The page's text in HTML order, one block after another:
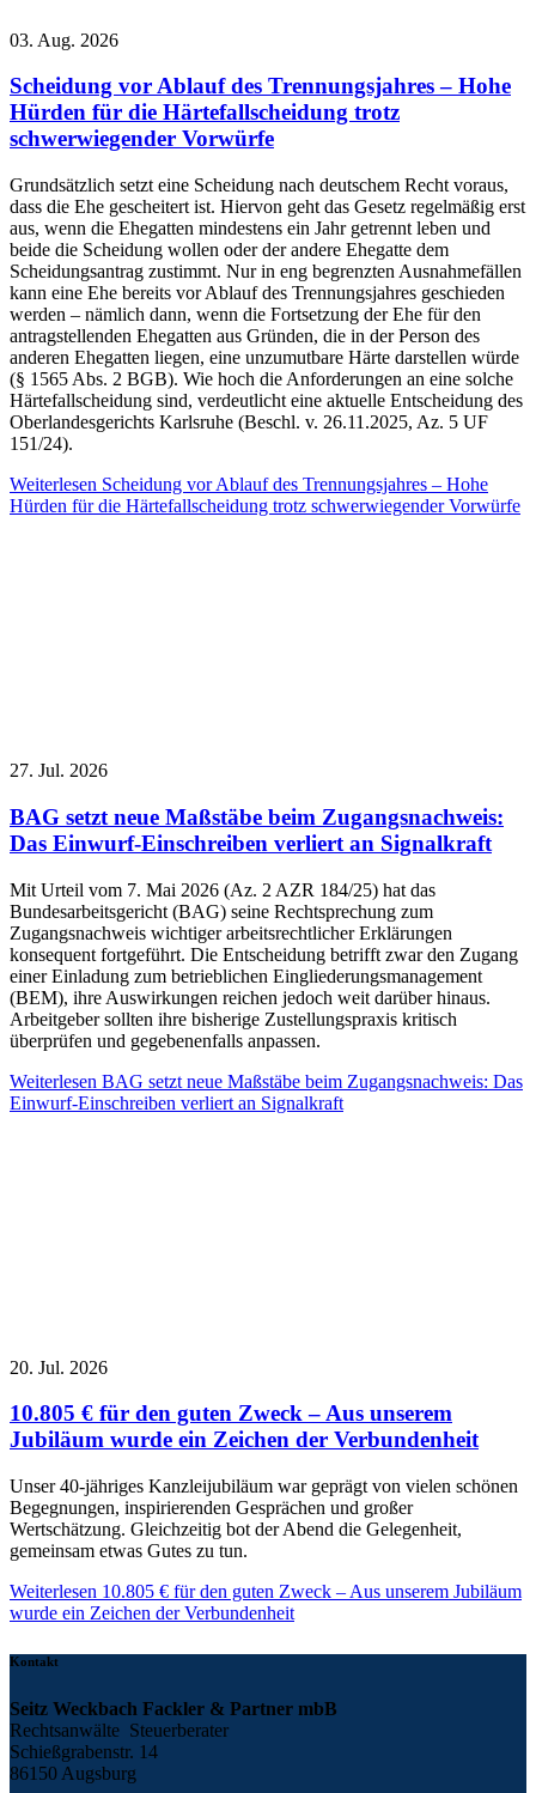
03. Aug. 2026
Scheidung vor Ablauf des Trennungsjahres – Hohe
Hürden für die Härtefallscheidung trotz
schwerwiegender Vorwürfe
Grundsätzlich setzt eine Scheidung nach deutschem Recht voraus,
dass die Ehe gescheitert ist. Hiervon geht das Gesetz regelmäßig erst
aus, wenn die Ehegatten mindestens ein Jahr getrennt leben und
beide die Scheidung wollen oder der andere Ehegatte dem
Scheidungsantrag zustimmt. Nur in eng begrenzten Ausnahmefällen
kann eine Ehe bereits vor Ablauf des Trennungsjahres geschieden
werden – nämlich dann, wenn die Fortsetzung der Ehe für den
antragstellenden Ehegatten aus Gründen, die in der Person des
anderen Ehegatten liegen, eine unzumutbare Härte darstellen würde
(§ 1565 Abs. 2 BGB). Wie hoch die Anforderungen an eine solche
Härtefallscheidung sind, verdeutlicht eine aktuelle Entscheidung des
Oberlandesgerichts Karlsruhe (Beschl. v. 26.11.2025, Az. 5 UF
151/24).
Weiterlesen Scheidung vor Ablauf des Trennungsjahres – Hohe
Hürden für die Härtefallscheidung trotz schwerwiegender Vorwürfe
27. Jul. 2026
BAG setzt neue Maßstäbe beim Zugangsnachweis:
Das Einwurf-Einschreiben verliert an Signalkraft
Mit Urteil vom 7. Mai 2026 (Az. 2 AZR 184/25) hat das
Bundesarbeitsgericht (BAG) seine Rechtsprechung zum
Zugangsnachweis wichtiger arbeitsrechtlicher Erklärungen
konsequent fortgeführt. Die Entscheidung betrifft zwar den Zugang
einer Einladung zum betrieblichen Eingliederungsmanagement
(BEM), ihre Auswirkungen reichen jedoch weit darüber hinaus.
Arbeitgeber sollten ihre bisherige Zustellungspraxis kritisch
überprüfen und gegebenenfalls anpassen.
Weiterlesen BAG setzt neue Maßstäbe beim Zugangsnachweis: Das
Einwurf-Einschreiben verliert an Signalkraft
20. Jul. 2026
10.805 € für den guten Zweck – Aus unserem
Jubiläum wurde ein Zeichen der Verbundenheit
Unser 40-jähriges Kanzleijubiläum war geprägt von vielen schönen
Begegnungen, inspirierenden Gesprächen und großer
Wertschätzung. Gleichzeitig bot der Abend die Gelegenheit,
gemeinsam etwas Gutes zu tun.
Weiterlesen 10.805 € für den guten Zweck – Aus unserem Jubiläum
wurde ein Zeichen der Verbundenheit
Kontakt
Seitz Weckbach Fackler & Partner mbB
Rechtsanwälte Steuerberater
Schießgrabenstr. 14
86150 Augsburg